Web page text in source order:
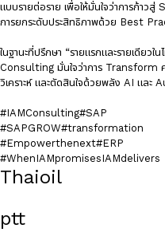
แบบรายต่อราย เพื่อให้มั่นใจว่าการก้าวสู่
การยกระดับประสิทธิภาพด้วย Best
ในฐานะที่ปรึกษา “รายแรกและรายเดียวใน
Consulting มั่นใจว่าการ Transform
วิเคราะห์ และตัดสินใจด้วยพลัง AI และ
#IAMConsulting#SAP
#SAPGROW#transformation
#Empowerthenext#ERP
#WhenIAMpromisesIAMdelivers
Thaioil
ptt